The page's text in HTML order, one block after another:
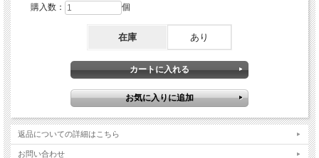
購入数： 個
在庫 あり
返品についての詳細はこちら
お問い合わせ